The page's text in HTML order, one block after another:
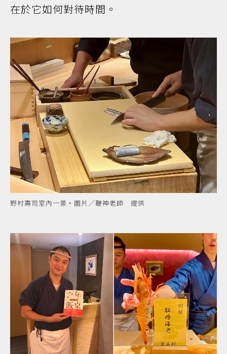
在於它如何對待時間。
野村壽司室內一景。圖片／鞭神老師 提供